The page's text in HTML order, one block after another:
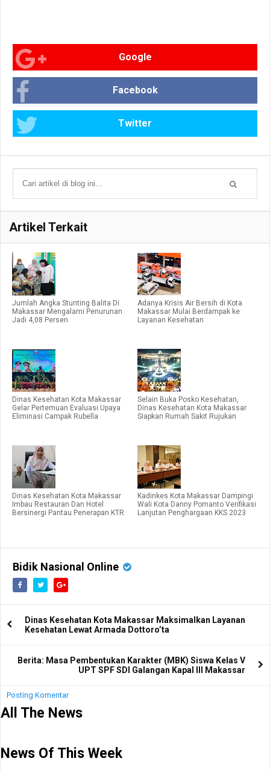
Google
Facebook
Twitter
Artikel Terkait
Jumlah Angka Stunting Balita Di
Makassar Mengalami Penurunan
Jadi 4,08 Persen
Adanya Krisis Air Bersih di Kota
Makassar Mulai Berdampak ke
Layanan Kesehatan
Dinas Kesehatan Kota Makassar
Gelar Pertemuan Evaluasi Upaya
Eliminasi Campak Rubella
Selain Buka Posko Kesehatan,
Dinas Kesehatan Kota Makassar
Siapkan Rumah Sakit Rujukan
Dinas Kesehatan Kota Makassar
Imbau Restauran Dan Hotel
Bersinergi Pantau Penerapan KTR
Kadinkes Kota Makassar Dampingi
Wali Kota Danny Pomanto Verifikasi
Lanjutan Penghargaan KKS 2023
Bidik Nasional Online
Dinas Kesehatan Kota Makassar Maksimalkan Layanan
Kesehatan Lewat Armada Dottoro’ta
Berita: Masa Pembentukan Karakter (MBK) Siswa Kelas V
UPT SPF SDI Galangan Kapal III Makassar
Posting Komentar
All The News
News Of This Week